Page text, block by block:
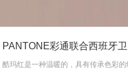
酷玛红是一种温暖的，具有传承色彩的